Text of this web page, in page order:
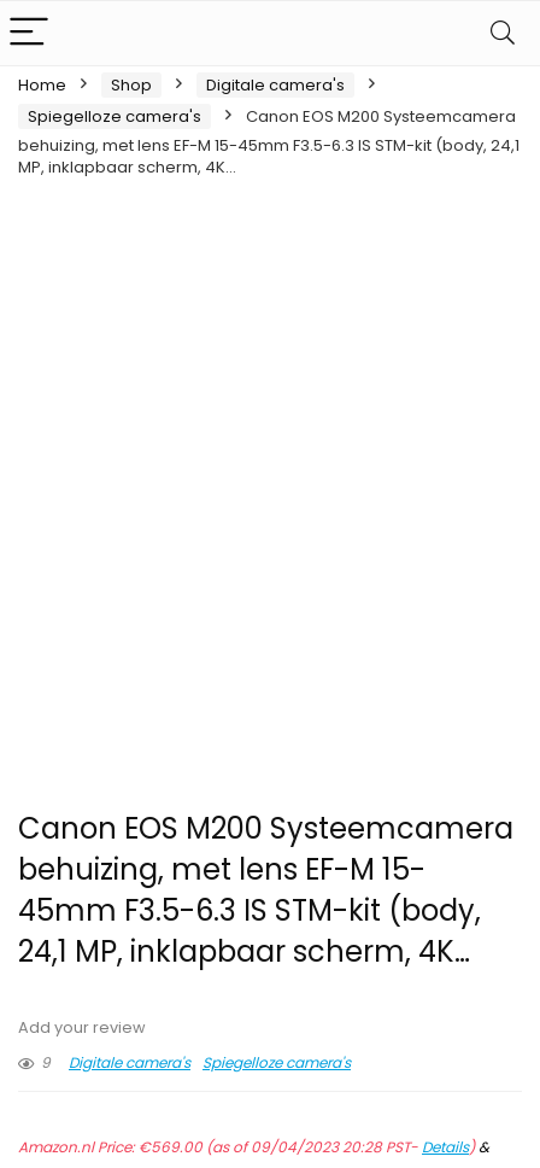
Home Shop
Digitale camera's
Spiegelloze camera's
Canon EOS M200 Systeemcamera
behuizing, met lens EF-M 15-45mm F3.5-6.3 IS STM-kit (body, 24,1
MP, inklapbaar scherm, 4K…
Canon EOS M200 Systeemcamera
behuizing, met lens EF-M 15-
45mm F3.5-6.3 IS STM-kit (body,
24,1 MP, inklapbaar scherm, 4K…
Add your review
9
Digitale camera's Spiegelloze camera's
Amazon.nl Price:€569.00(as of 09/04/2023 20:28 PST- Details)&